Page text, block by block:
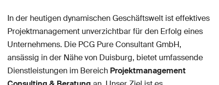
In der heutigen dynamischen Geschäftswelt ist effektives
Projektmanagement unverzichtbar für den Erfolg eines
Unternehmens. Die PCG Pure Consultant GmbH,
ansässig in der Nähe von Duisburg, bietet umfassende
Dienstleistungen im Bereich Projektmanagement